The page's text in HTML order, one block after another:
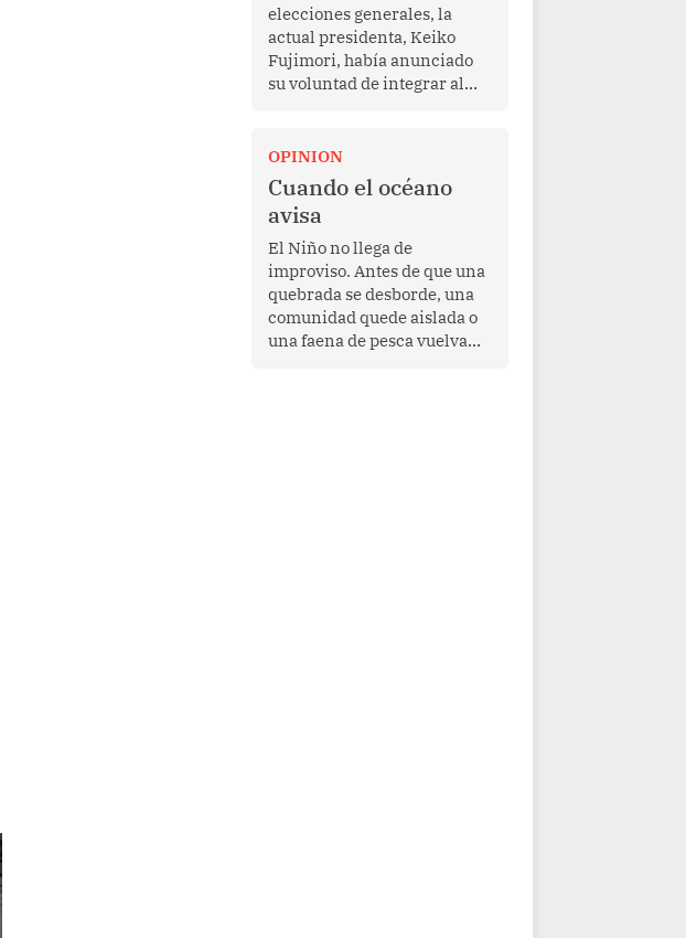
elecciones generales, la
actual presidenta, Keiko
Fujimori, había anunciado
su voluntad de integrar al
en marzo de este año por el
mandatario estadounidense
Donald Trump, con el fin de
enfrentar al crimen
transnacional organizado y
al tráfico de drogas.
OPINION
Cuando el océano
avisa
El Niño no llega de
improviso. Antes de que una
quebrada se desborde, una
comunidad quede aislada o
una faena de pesca vuelva